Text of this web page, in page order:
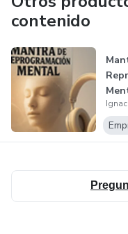
🔹 Estrategias de
resultados
Aquí encontrarás
productividad, eliminar
éxito digital. Si buscas
efectiva, estás en el
ahora.
contenido